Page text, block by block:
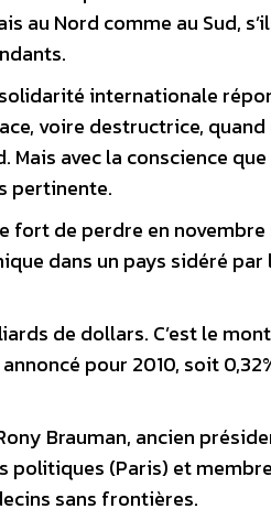
au Nord comme au Sud,
internationale
voire destructrice,
avec la conscience que
pertinente.
fort de perdre en
dans un pays sidéré par
de dollars. C’est le
pour 2010, soit
Brauman, ancien
(Paris) et
sans frontières.